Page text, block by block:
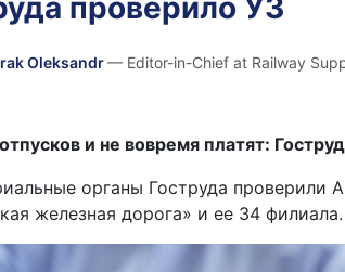
проверило УЗ
Oleksandr— Editor-in-Chief at Railway
и не вовремя платят:
органы Гоструда проверили
железная дорога» и ее 34 филиала.